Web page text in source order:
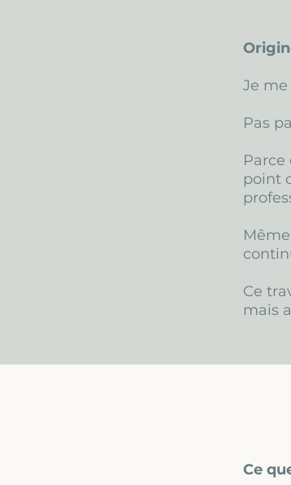
Je
Pas
point
Ce
mais
Ce